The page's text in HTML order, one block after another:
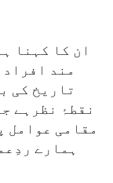
ان کا کہنا
مند
تاریخ کی
نقطۂ نظرہے
مقامی عوامل
ہمارے